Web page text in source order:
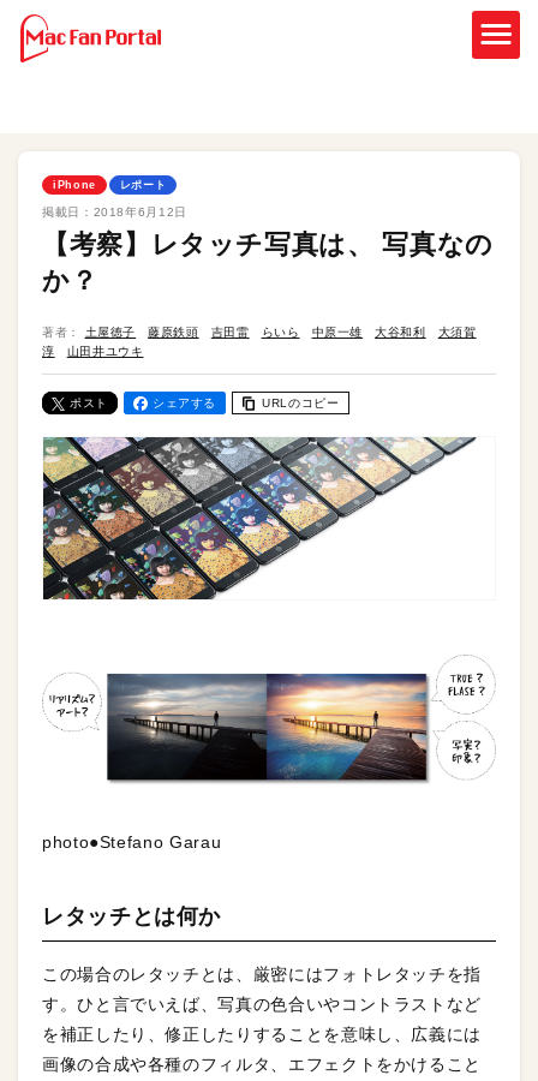
iPhone レポート
掲載日： 2018年6月12日
【考察】レタッチ写真は、 写真なの
か？
著者： 土屋徳子 藤原鉄頭 吉田雷 らいら 中原一雄 大谷和利
大須賀
淳
山田井ユウキ
ポスト シェアする URLのコピー
photo●Stefano Garau
レタッチとは何か
この場合のレタッチとは、厳密にはフォトレタッチを指
す。ひと言でいえば、写真の色合いやコントラストなど
を補正したり、修正したりすることを意味し、広義には
画像の合成や各種のフィルタ、エフェクトをかけること